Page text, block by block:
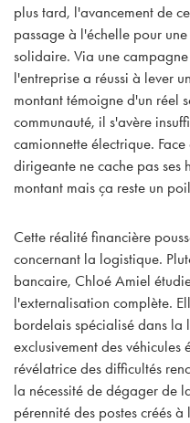
plus tard, l'avancement de
passage à l'échelle pour
solidaire. Via une
l'entreprise a réussi à lever
montant témoigne d'un réel
communauté, il s'avère
camionnette électrique.
dirigeante ne cache pas ses
montant mais ça reste un
Cette réalité financière
concernant la logistique.
bancaire, Chloé Amiel
l'externalisation complète.
bordelais spécialisé dans
exclusivement des véhicules
révélatrice des difficultés
la nécessité de dégager de
pérennité des postes créés